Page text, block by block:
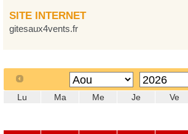
SITE INTERNET
gitesaux4vents.fr
Lu Ma Me Je Ve